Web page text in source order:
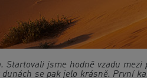
. Startovali jsme hodně vzadu mezi
se pak jelo krásně. První